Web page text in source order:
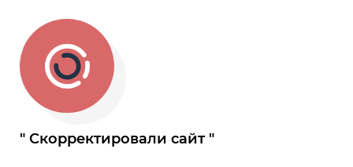
Скорректировали сайт